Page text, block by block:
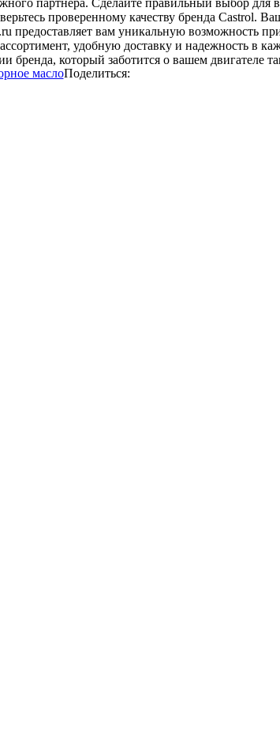
партнера. Сделайте правильный выбор для
проверенному качеству бренда Castrol.
вам уникальную возможность
удобную доставку и надежность в
бренда, который заботится о вашем двигателе
маслоПоделиться: